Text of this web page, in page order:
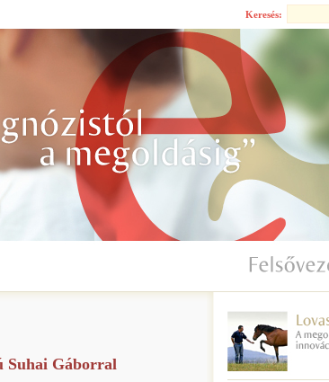
Keresés:
Suhai Gáborral